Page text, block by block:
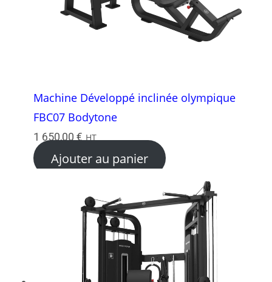
Machine Développé inclinée olympique
FBC07 Bodytone
1 650,00 € HT
Ajouter au panier